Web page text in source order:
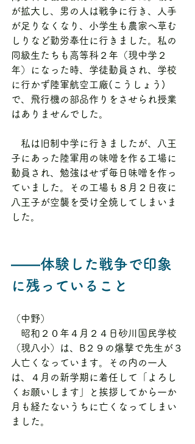
が拡大し、男の人は戦争に行き、人手
が足りなくなり、小学生も農家へ草む
しりなど勤労奉仕に行きました。私の
同級生たちも高等科２年（現中学２
年）になった時、学徒動員され、学校
に行かず陸軍航空工廠(こうしょう)
で、飛行機の部品作りをさせられ授業
はありませんでした。
私は旧制中学に行きましたが、八王
子にあった陸軍用の味噌を作る工場に
動員され、勉強はせず毎日味噌を作っ
ていました。その工場も８月２日夜に
八王子が空襲を受け全焼してしまいま
した。
――体験した戦争で印象
に残っていること
（中野）
昭和２０年４月２４日砂川国民学校
（現八小）は、B２９の爆撃で先生が３
人亡くなっています。その内の一人
は、４月の新学期に着任して「よろし
くお願いします」と挨拶してから一か
月も経たないうちに亡くなってしまい
ました。